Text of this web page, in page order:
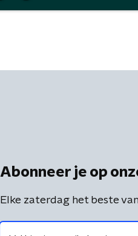
Abonneer je op
Elke zaterdag het beste